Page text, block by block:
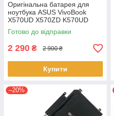
Оригінальна батарея для
ноутбука ASUS VivoBook
X570UD X570ZD K570UD
K570ZD R570UD R570ZD
F570UD - B31N1723
Готово до відправки
2 290 ₴ 2 900 ₴
Купити
–20%